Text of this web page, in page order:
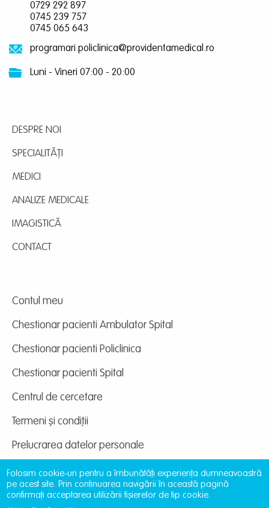
0729 292 897
0745 239 757
0745 065 643
programari.policlinica@providentamedical.ro
Luni - Vineri 07:00 - 20:00
DESPRE NOI
SPECIALITĂȚI
MEDICI
ANALIZE MEDICALE
IMAGISTICĂ
CONTACT
Contul meu
Chestionar pacienti Ambulator Spital
Chestionar pacienti Policlinica
Chestionar pacienti Spital
Centrul de cercetare
Termeni și condiții
Prelucrarea datelor personale
Folosim cookie-uri pentru a îmbunătăți experiența dumneavoastră
pe acest site. Prin continuarea navigării în această pagină
confirmați acceptarea utilizării fișierelor de tip cookie.